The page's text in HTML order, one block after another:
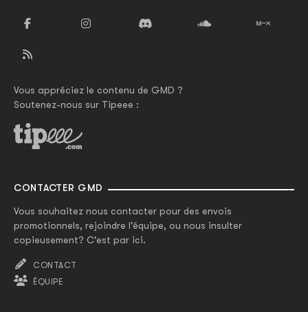
Vous appréciez le contenu de GMD ?
Soutenez-nous sur Tipeee :
CONTACTER GMD
Vous souhaitez nous contacter pour des envois
promotionnels, rejoindre l'équipe, ou nous insulter
copieusement? C'est par ici.
CONTACT
ÉQUIPE